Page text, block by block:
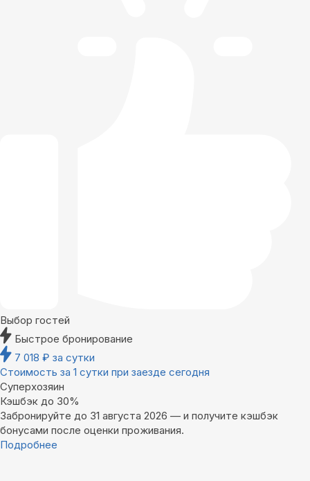
Выбор гостей
Быстрое бронирование
7 018 ₽ за сутки
Стоимость за 1 сутки при заезде сегодня
Суперхозяин
Кэшбэк до 30%
Забронируйте до 31 августа 2026 — и получите кэшбэк
бонусами после оценки проживания.
Подробнее